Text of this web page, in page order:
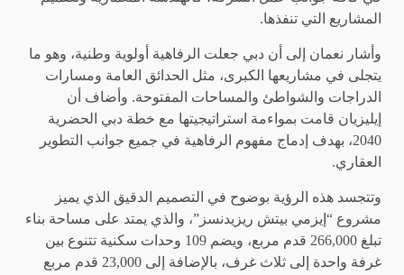
المشاريع التي تنفذها.
وأشار نعمان إلى أن دبي جعلت الرفاهية أولوية وطنية، وهو ما
يتجلى في مشاريعها الكبرى، مثل الحدائق العامة ومسارات
الدراجات والشواطئ والمساحات المفتوحة. وأضاف أن
إيليزيان قامت بمواءمة استراتيجيتها مع خطة دبي الحضرية
2040، بهدف إدماج مفهوم الرفاهية في جميع جوانب التطوير
العقاري.
وتتجسد هذه الرؤية بوضوح في التصميم الدقيق الذي يميز
مشروع “إيزمي بيتش ريزيدنسز”، والذي يمتد على مساحة بناء
تبلغ 266,000 قدم مربع، ويضم 109 وحدات سكنية تتنوع بين
غرفة واحدة إلى ثلاث غرف، بالإضافة إلى 23,000 قدم مربع